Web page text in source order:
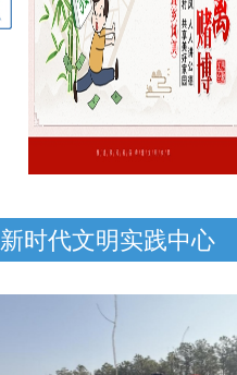
新时代文明实践中心